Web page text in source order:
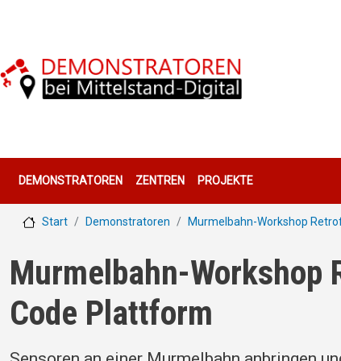
Hauptnavigation
DEMONSTRATOREN ZENTREN PROJEKTE
Start Demonstratoren Murmelbahn-Workshop
Murmelbahn-Workshop
Code Plattform